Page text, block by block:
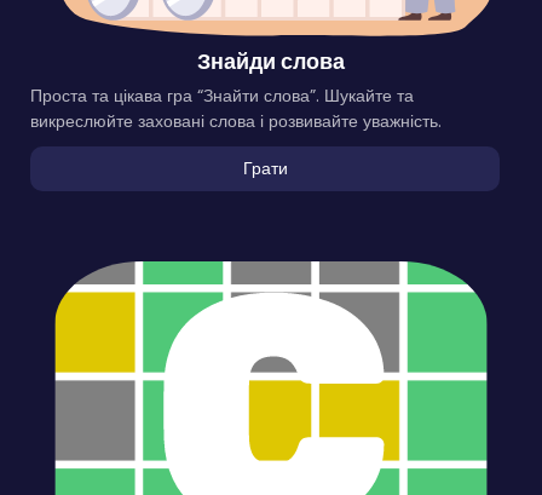
Знайди слова
Проста та цікава гра “Знайти слова”. Шукайте та
викреслюйте заховані слова і розвивайте уважність.
Грати